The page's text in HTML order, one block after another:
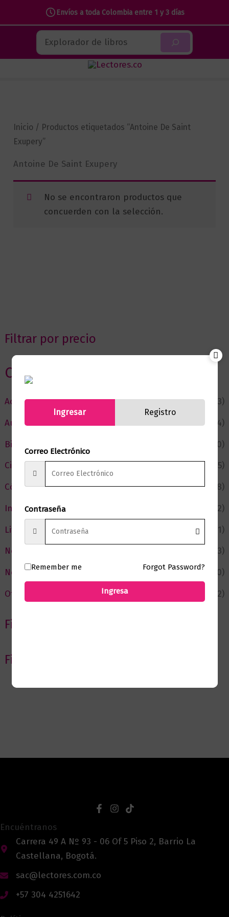
Envíos a toda Colombia entre 1 y 3 días
contenido
Buscar
Filtrar por precio
Categorias
Actualidad
(53)
Autor del Mes
(4)
Bienestar
(230)
Ciencia y Conocimiento
(75)
Cómic y Fantasía
(88)
Infantil y Juvenil
(212)
Literatura
(371)
Negocios
(43)
Novedades
(110)
Ofertas
(12)
Filtrar por Autor
Filtrar por editorial
Inicio / Productos etiquetados “Antoine De Saint
Exupery”
Antoine De Saint Exupery
No se encontraron productos que
concuerden con la selección.
Encuéntranos
Carrera 49 A Nº 93 - 06 Of 5 Piso 2, Barrio La
Castellana, Bogotá.
sac@lectores.com.co
+57 304 4251642
Ingresar Registro
Correo Electrónico
Contraseña
Remember me Forgot Password?
Ingresa